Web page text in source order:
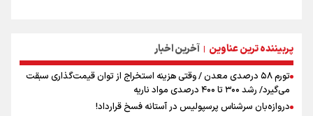
پربیننده ترین عناوین | آخرین اخبار
تورم ۵۸ درصدی معدن / وقتی هزینه استخراج از توان قیمت‌گذاری سبقت
می‌گیرد/ رشد ۳۰۰ تا ۴۰۰ درصدی مواد ناریه
دروازه‌بان سرشناس پرسپولیس در آستانه فسخ قرارداد!